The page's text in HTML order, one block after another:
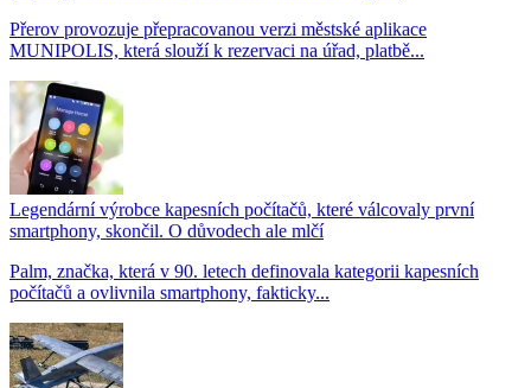
Přerov provozuje přepracovanou verzi městské aplikace
MUNIPOLIS, která slouží k rezervaci na úřad, platbě...
Legendární výrobce kapesních počítačů, které válcovaly první
smartphony, skončil. O důvodech ale mlčí
Palm, značka, která v 90. letech definovala kategorii kapesních
počítačů a ovlivnila smartphony, fakticky...